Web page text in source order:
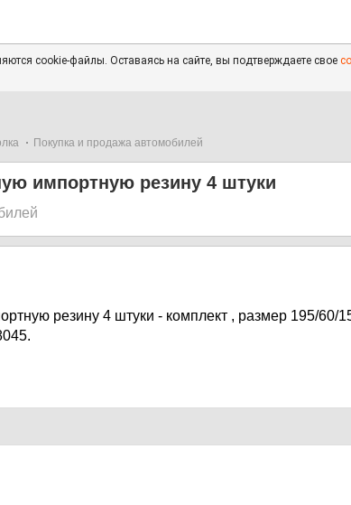
cookie-файлы. Оставаясь на сайте, вы подтверждаете свое
Покупка и продажа автомобилей
импортную резину 4 штуки
резину 4 штуки - комплект , размер 195/60/